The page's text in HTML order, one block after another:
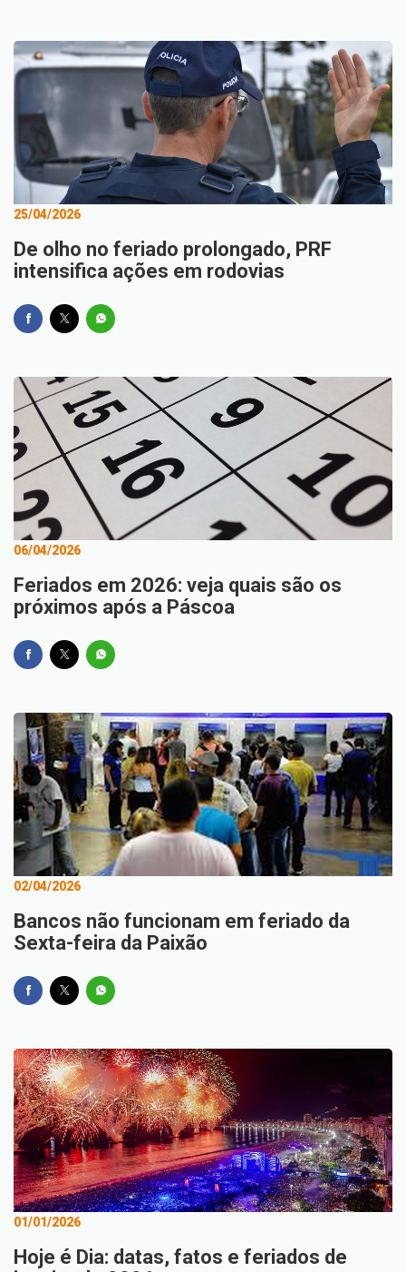
25/04/2026
De olho no feriado prolongado, PRF
intensifica ações em rodovias
06/04/2026
Feriados em 2026: veja quais são os
próximos após a Páscoa
02/04/2026
Bancos não funcionam em feriado da
Sexta-feira da Paixão
01/01/2026
Hoje é Dia: datas, fatos e feriados de